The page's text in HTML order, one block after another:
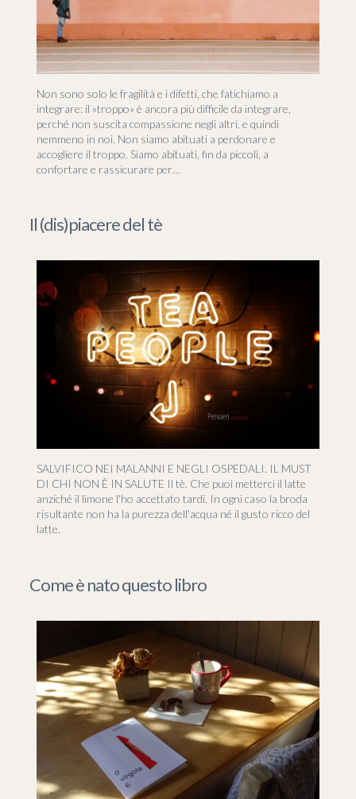
Non sono solo le fragilità e i difetti, che fatichiamo a
integrare: il «troppo» è ancora più difficile da integrare,
perché non suscita compassione negli altri, e quindi
nemmeno in noi. Non siamo abituati a perdonare e
accogliere il troppo. Siamo abituati, fin da piccoli, a
confortare e rassicurare per…
Il (dis)piacere del tè
SALVIFICO NEI MALANNI E NEGLI OSPEDALI. IL MUST
DI CHI NON È IN SALUTE Il tè. Che puoi metterci il latte
anziché il limone l'ho accettato tardi. In ogni caso la broda
risultante non ha la purezza dell'acqua né il gusto ricco del
latte.
Come è nato questo libro